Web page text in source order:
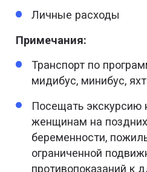
Личные расходы
Примечания:
Транспорт по
мидибус, минибус,
Посещать экскурсию
женщинам на
беременности,
ограниченной
противопоказаний к